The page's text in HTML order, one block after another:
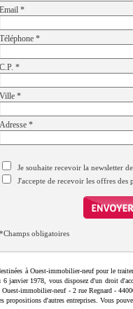
Email *
Téléphone *
C.P. *
Ville *
Adresse *
Je souhaite recevoir la newsletter
J'accepte de recevoir les offres
*Champs obligatoires
à Ouest-immobilier-neuf pour le
janvier 1978, vous disposez d'un droit
Ouest-immobilier-neuf - 2 rue Regnard -
propositions d'autres entreprises. Vous